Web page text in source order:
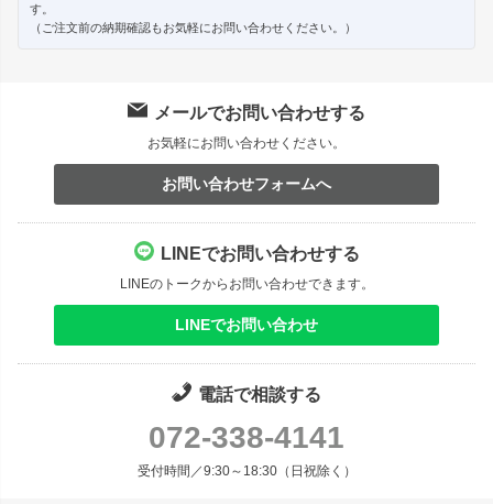
す。
（ご注文前の納期確認もお気軽にお問い合わせください。）
メールでお問い合わせする
お気軽にお問い合わせください。
お問い合わせフォームへ
LINEでお問い合わせする
LINEのトークからお問い合わせできます。
LINEでお問い合わせ
電話で相談する
072-338-4141
受付時間／9:30～18:30（日祝除く）